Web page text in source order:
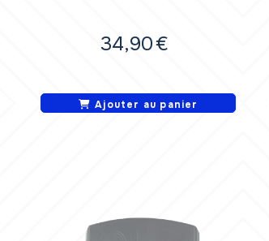
34,90€
Ajouter au panier